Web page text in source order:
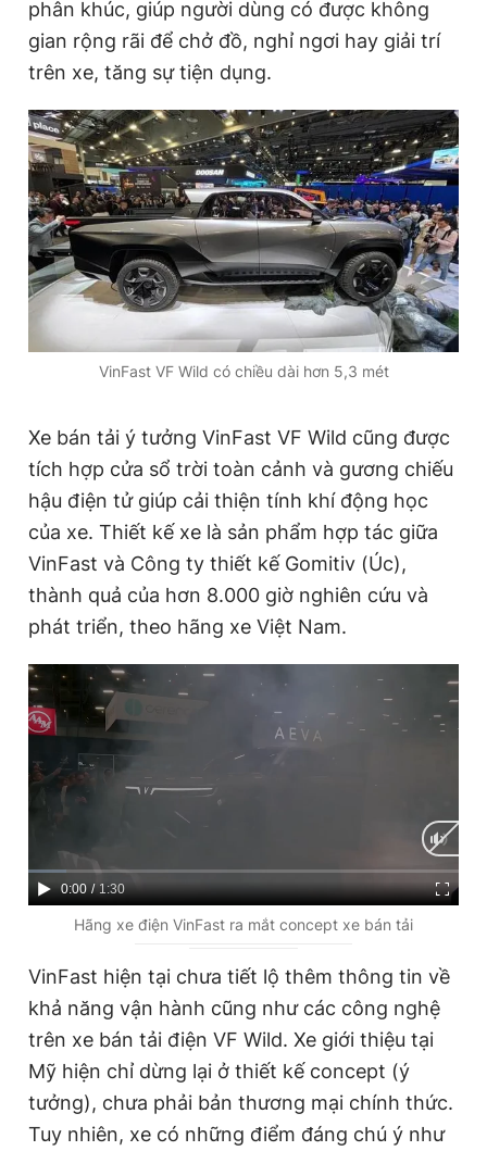
phân khúc, giúp người dùng có được không
gian rộng rãi để chở đồ, nghỉ ngơi hay giải trí
trên xe, tăng sự tiện dụng.
VinFast VF Wild có chiều dài hơn 5,3 mét
Xe bán tải ý tưởng VinFast VF Wild cũng được
tích hợp cửa sổ trời toàn cảnh và gương chiếu
hậu điện tử giúp cải thiện tính khí động học
của xe. Thiết kế xe là sản phẩm hợp tác giữa
VinFast và Công ty thiết kế Gomitiv (Úc),
thành quả của hơn 8.000 giờ nghiên cứu và
phát triển, theo hãng xe Việt Nam.
C
r
0:00 / D
u
a
t
1:30
Hãng xe điện VinFast ra mắt concept xe bán tải
VinFast hiện tại chưa tiết lộ thêm thông tin về
khả năng vận hành cũng như các công nghệ
trên xe bán tải điện VF Wild. Xe giới thiệu tại
Mỹ hiện chỉ dừng lại ở thiết kế concept (ý
tưởng), chưa phải bản thương mại chính thức.
Tuy nhiên, xe có những điểm đáng chú ý như